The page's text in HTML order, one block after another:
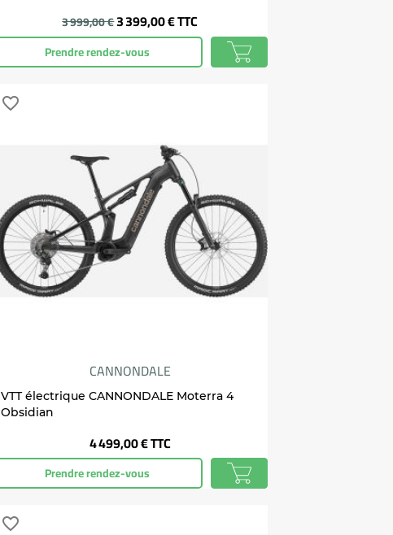
3 999,00 €Prix
3 399,00 €TTC
Prendre rendez-vous
CANNONDALE
VTT électrique CANNONDALE Moterra 4
Obsidian
Prix
4 499,00 €TTC
Prendre rendez-vous
favorite_border
favorite_border